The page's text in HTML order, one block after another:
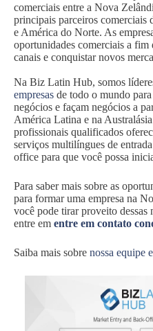
comerciais entre a Nova
principais parceiros comerciais
e América do Norte. As
oportunidades comerciais a fim
canais e conquistar novos
Na Biz Latin Hub, somos
empresas de todo o mundo
negócios e façam negócios a
América Latina e na
profissionais qualificados
serviços multilíngues de
office para que você possa
Para saber mais sobre as
para formar uma empresa na
você pode tirar proveito dessas
entre em entre em contato
Saiba mais sobre nossa equipe